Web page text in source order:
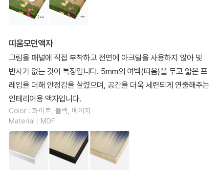
띠움모던액자
그림을 패널에 직접 부착하고 전면에 아크릴을 사용하지 않아 빛
반사가 없는 것이 특징입니다. 5mm의 여백(띠움)을 두고 얇은 프
레임을 더해 안정감을 살렸으며, 공간을 더욱 세련되게 연출해주는
인테리어용 액자입니다.
Color : 화이트, 블랙, 베이지
Material : MDF